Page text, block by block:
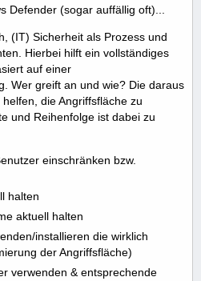
Defender (sogar auffällig oft)...
(IT) Sicherheit als Prozess und
Hierbei hilft ein vollständiges
auf einer
Wer greift an und wie? Die daraus
die Angriffsfläche zu
und Reihenfolge ist dabei zu
einschränken bzw.
halten
aktuell halten
installieren die wirklich
der Angriffsfläche)
verwenden & entsprechende